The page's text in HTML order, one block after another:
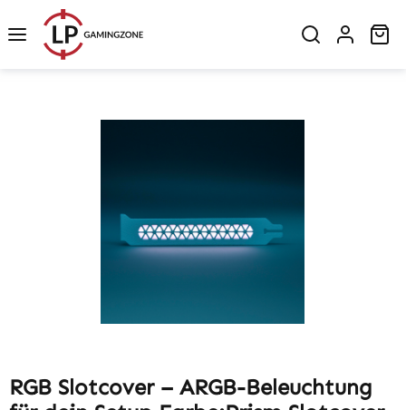
Zum Hauptinhalt springen
RGB Slotcover – ARGB-Beleuchtung